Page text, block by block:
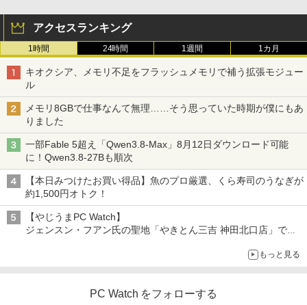
￥2,980
アクセスランキング
1時間 24時間 1週間 1カ月
キオクシア、メモリ不足をフラッシュメモリで補う拡張モジュー
ル
メモリ8GBで仕事なんて無理……そう思っていた時期が僕にもあ
りました
一部Fable 5超え「Qwen3.8-Max」8月12日ダウンロード可能
に！Qwen3.8-27Bも順次
【本日みつけたお買い得品】魚のプロ厳選、くら寿司のうなぎが
約1,500円オトク！
【やじうまPC Watch】
ジェンスン・フアン氏の聖地「やきとん三吉 神田北口店」で
～コース名を変更したのはNVIDIAに怒られたからではないもっと見る
PC Watch をフォローする